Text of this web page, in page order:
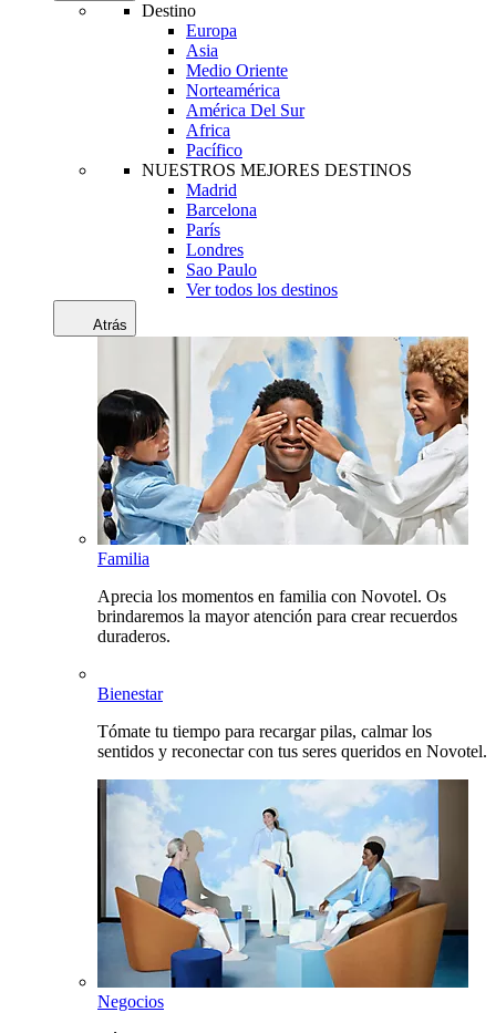
Destino
Europa
Asia
Medio Oriente
Norteamérica
América Del Sur
Africa
Pacífico
NUESTROS MEJORES DESTINOS
Madrid
Barcelona
París
Londres
Sao Paulo
Ver todos los destinos
Atrás
Familia
Aprecia los momentos en familia con Novotel. Os
brindaremos la mayor atención para crear recuerdos
duraderos.
Bienestar
Tómate tu tiempo para recargar pilas, calmar los
sentidos y reconectar con tus seres queridos en Novotel.
Negocios